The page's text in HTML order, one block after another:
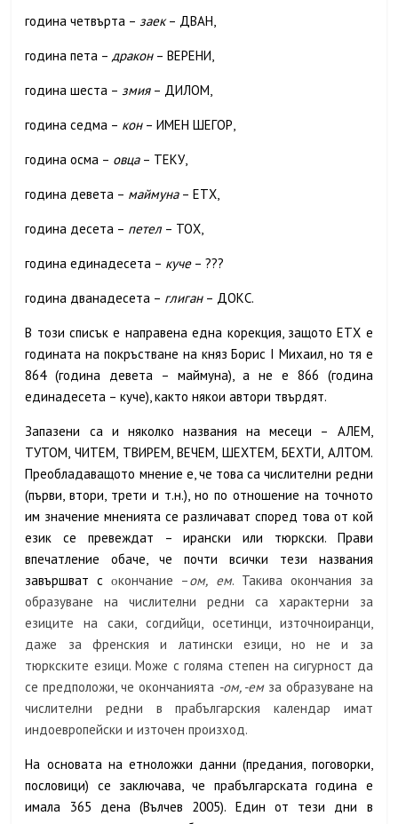
година четвърта –заек– ДВАН,
година пета –дракон– ВЕРЕНИ,
година шеста –змия– ДИЛОМ,
година седма – кон– ИМЕН ШЕГОР,
година осма – овца– ТЕКУ,
година девета – маймуна– ЕТХ,
година десета – петел– ТОХ,
година единадесета – куче– ???
година дванадесета – глиган– ДОКС.
В този списък е направена една корекция, защото ЕТХ е
годината на покръстване на княз Борис I Михаил, но тя е
864 (година девета – маймуна), а не е 866 (година
единадесета – куче), както някои автори твърдят.
Запазени са и няколко названия на месеци – АЛЕМ,
ТУТОМ, ЧИТЕМ, ТВИРЕМ, ВЕЧЕМ, ШЕХТЕМ, БЕХТИ, АЛТОМ.
Преобладаващото мнение е, че това са числителни редни
(първи, втори, трети и т.н.), но по отношение на точното
им значение мненията се различават според това от кой
език се превеждат – ирански или тюркски. Прави
впечатление обаче, че почти всички тези названия
завършват сокончание –ом, ем. Такива окончания за
образуване на числителни редни са характерни за
езиците на саки, согдийци, осетинци, източноиранци,
даже за френския и латински езици, но не и за
тюркските езици. Може с голяма степен на сигурност да
се предположи, че окончанията -ом, -емза образуване на
числителни редни в прабългарския календар имат
индоевропейски и източен произход.
На основата на етноложки данни (предания, поговорки,
пословици) се заключава, че прабългарската година е
имала 365 дена (Вълчев 2005). Един от тези дни в